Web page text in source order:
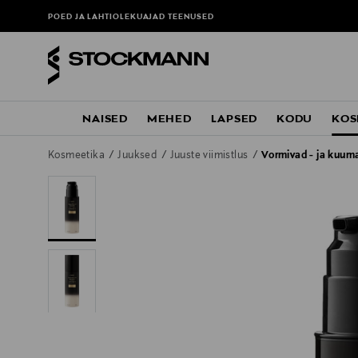
POED JA LAHTIOLEKUAJADTEENUSED
NAISED MEHED LAPSED KODU
Kosmeetika Juuksed Juuste viimistlus Vormivad - ja